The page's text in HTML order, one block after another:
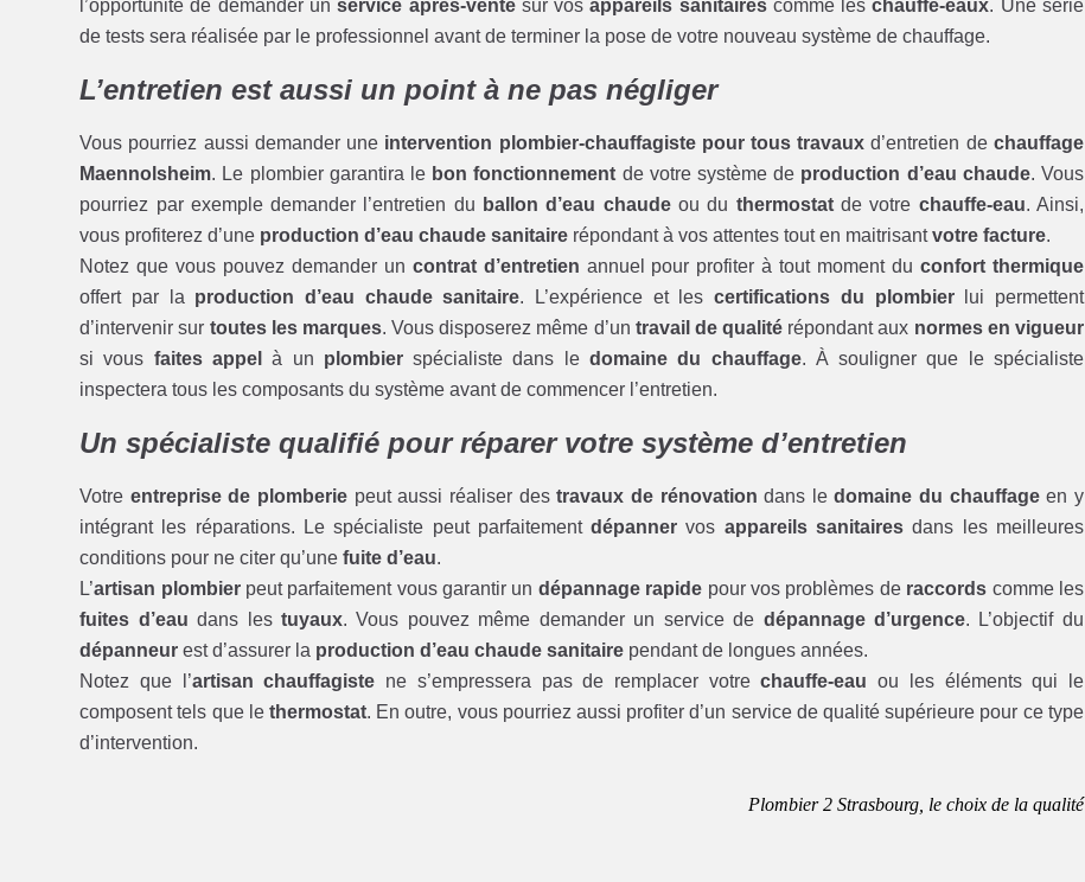
l’opportunité de demander unservice après-ventesur vosappareils sanitairescomme leschauffe-eaux. Une série
de tests sera réalisée par le professionnel avant de terminer la pose de votre nouveau système de chauffage.
L’entretien est aussi un point à ne pas négliger
Vous pourriez aussi demander une intervention plombier-chauffagiste pour tous travaux d’entretien de chauffage
Maennolsheim. Le plombier garantira le bon fonctionnement de votre système de production d’eau chaude. Vous
pourriez par exemple demander l’entretien du ballon d’eau chaudeou du thermostatde votre chauffe-eau. Ainsi,
vous profiterez d’une production d’eau chaude sanitaire répondant à vos attentes tout en maitrisantvotre facture.
Notez que vous pouvez demander un contrat d’entretien annuel pour profiter à tout moment du confort thermique
offert par la production d’eau chaude sanitaire. L’expérience et lescertifications du plombierlui permettent
d’intervenir sur toutes les marques. Vous disposerez même d’un travail de qualité répondant aux normes en vigueur
si vous faites appel à un plombierspécialiste dans le domaine du chauffage. À souligner que le spécialiste
inspectera tous les composants du système avant de commencer l’entretien.
Un spécialiste qualifié pour réparer votre système d’entretien
Votre entreprise de plomberie peut aussi réaliser destravaux de rénovation dans ledomaine du chauffageen y
intégrant les réparations. Le spécialiste peut parfaitementdépanner vos appareils sanitaires dans les meilleures
conditions pour ne citer qu’unefuite d’eau.
L’artisan plombierpeut parfaitement vous garantir un dépannage rapide pour vos problèmes de raccords comme les
fuites d’eau dans les tuyaux. Vous pouvez même demander un service de dépannage d’urgence. L’objectif du
dépanneur est d’assurer la production d’eau chaude sanitaire pendant de longues années.
Notez que l’artisan chauffagiste ne s’empressera pas de remplacer votrechauffe-eau ou les éléments qui le
composent tels que lethermostat. En outre, vous pourriez aussi profiter d’un service de qualité supérieure pour ce type
d’intervention.
Plombier 2 Strasbourg, le choix de la qualité